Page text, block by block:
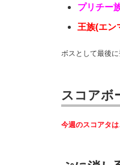
プリチー
王族(エン
ボスとして最後
スコアボ
今週のスコアタ